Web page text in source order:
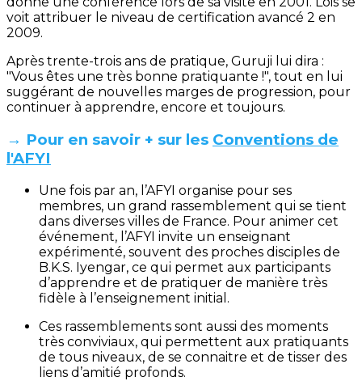
voit attribuer le niveau de certification avancé 2 en
2009.
Après trente-trois ans de pratique, Guruji lui dira :
"Vous êtes une très bonne pratiquante !", tout en lui
suggérant de nouvelles marges de progression, pour
continuer à apprendre, encore et toujours.
→ Pour en savoir + sur les Conventions de
l'AFYI
Une fois par an, l’AFYI organise pour ses
membres, un grand rassemblement qui se tient
dans diverses villes de France. Pour animer cet
événement, l’AFYI invite un enseignant
expérimenté, souvent des proches disciples de
B.K.S. Iyengar, ce qui permet aux participants
d’apprendre et de pratiquer de manière très
fidèle à l’enseignement initial.
Ces rassemblements sont aussi des moments
très conviviaux, qui permettent aux pratiquants
de tous niveaux, de se connaitre et de tisser des
liens d’amitié profonds.